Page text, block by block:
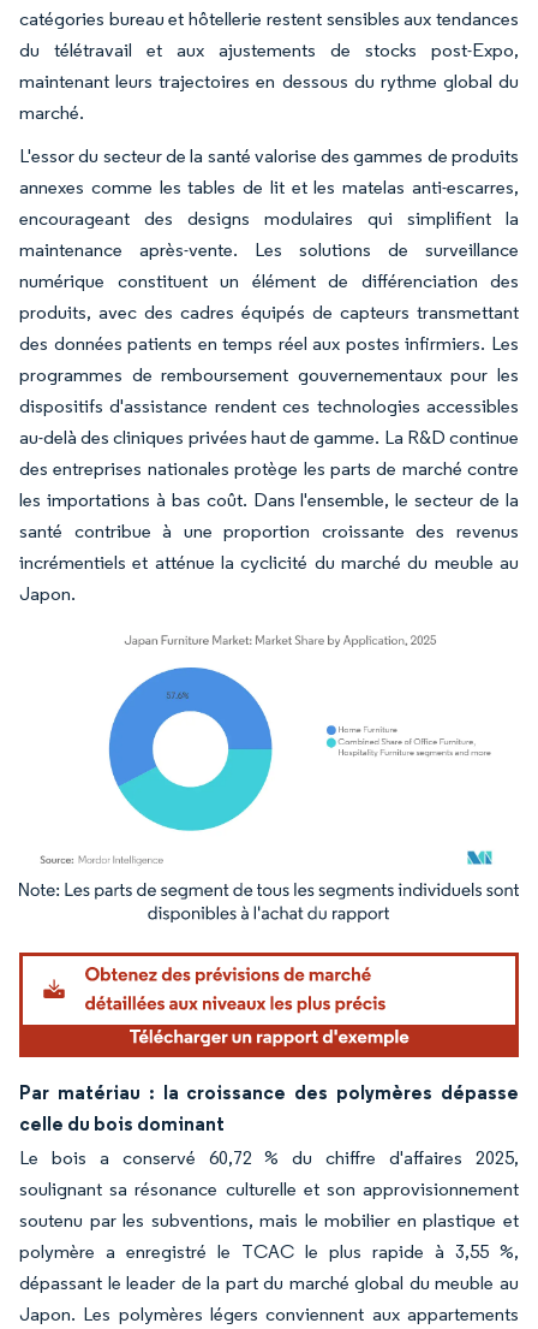
catégories bureau et hôtellerie restent sensibles aux tendances
du télétravail et aux ajustements de stocks post-Expo,
maintenant leurs trajectoires en dessous du rythme global du
marché.
L'essor du secteur de la santé valorise des gammes de produits
annexes comme les tables de lit et les matelas anti-escarres,
encourageant des designs modulaires qui simplifient la
maintenance après-vente. Les solutions de surveillance
numérique constituent un élément de différenciation des
produits, avec des cadres équipés de capteurs transmettant
des données patients en temps réel aux postes infirmiers. Les
programmes de remboursement gouvernementaux pour les
dispositifs d'assistance rendent ces technologies accessibles
au-delà des cliniques privées haut de gamme. La R&D continue
des entreprises nationales protège les parts de marché contre
les importations à bas coût. Dans l'ensemble, le secteur de la
santé contribue à une proportion croissante des revenus
incrémentiels et atténue la cyclicité du marché du meuble au
Japon.
Image © Mordor Intelligence. La réutilisation nécessite une attribution sous CC BY
Par matériau : la croissance des polymères dépasse
celle du bois dominant
Le bois a conservé 60,72 % du chiffre d'affaires 2025,
soulignant sa résonance culturelle et son approvisionnement
soutenu par les subventions, mais le mobilier en plastique et
polymère a enregistré le TCAC le plus rapide à 3,55 %,
dépassant le leader de la part du marché global du meuble au
Japon. Les polymères légers conviennent aux appartements